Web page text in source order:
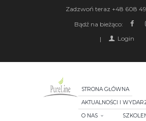
Zadzwoń teraz +48 608
Bądź na bieżąco:
Login
STRONA GŁÓWNA
AKTUALNOŚCI I
O NAS